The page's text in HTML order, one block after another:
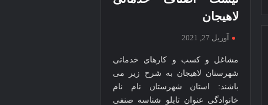
ایران –
کتاب
نخبگان
لاهیجان
آوریل 27, 2021
مشاغل و کسب و کارهای خدماتی
شهرستان لاهیجان به شرح زیر می
باشند: استان شهرستان نام نام
خانوادگی عنوان تابلو شناسه صنفی